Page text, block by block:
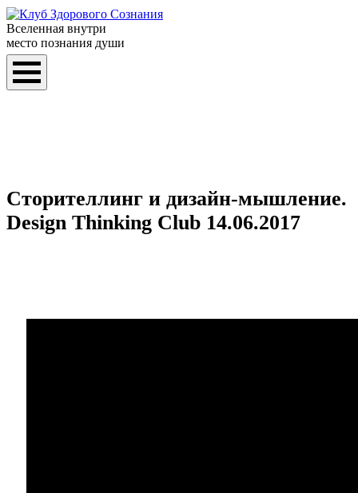
Вселенная внутри
место познания души
Сторителлинг и дизайн-мышление.
Design Thinking Club 14.06.2017